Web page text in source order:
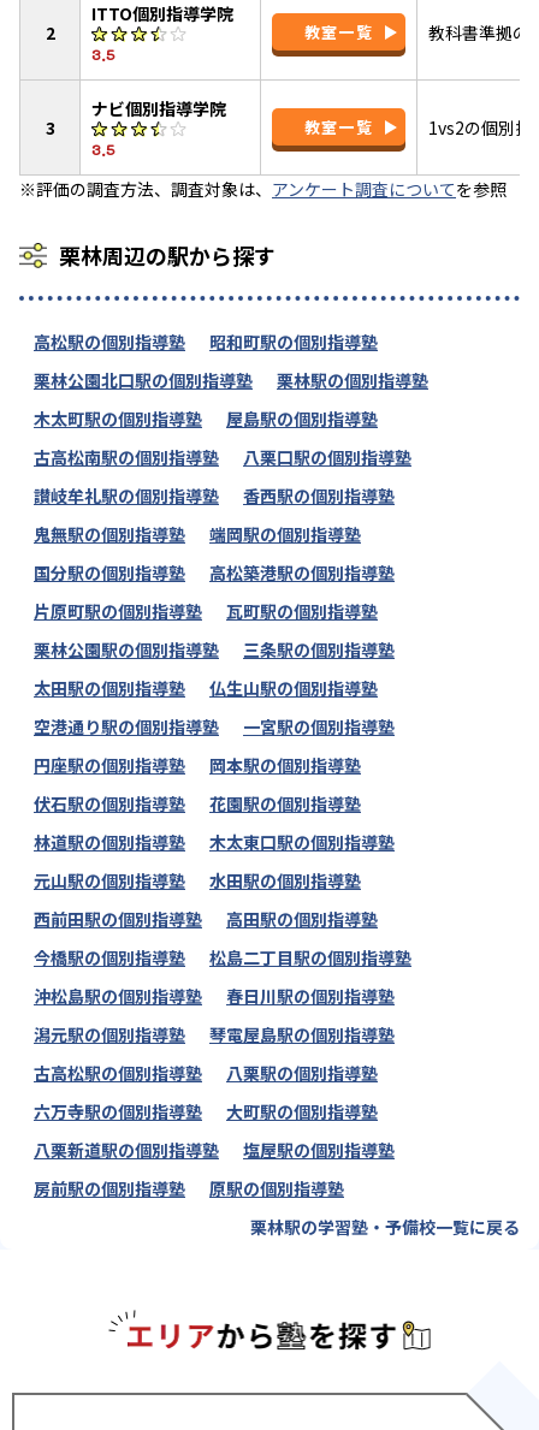
2
ITTO個別指導学院
3.5
教室一覧 教科書準拠の
3
ナビ個別指導学院
3.5
教室一覧 1vs2の個別指
※評価の調査方法、調査対象は、 アンケート調査についてを参照
栗林周辺の駅から探す
高松駅の個別指導塾
昭和町駅の個別指導塾
栗林公園北口駅の個別指導塾
栗林駅の個別指導塾
木太町駅の個別指導塾
屋島駅の個別指導塾
古高松南駅の個別指導塾
八栗口駅の個別指導塾
讃岐牟礼駅の個別指導塾
香西駅の個別指導塾
鬼無駅の個別指導塾
端岡駅の個別指導塾
国分駅の個別指導塾
高松築港駅の個別指導塾
片原町駅の個別指導塾
瓦町駅の個別指導塾
栗林公園駅の個別指導塾
三条駅の個別指導塾
太田駅の個別指導塾
仏生山駅の個別指導塾
空港通り駅の個別指導塾
一宮駅の個別指導塾
円座駅の個別指導塾
岡本駅の個別指導塾
伏石駅の個別指導塾
花園駅の個別指導塾
林道駅の個別指導塾
木太東口駅の個別指導塾
元山駅の個別指導塾
水田駅の個別指導塾
西前田駅の個別指導塾
高田駅の個別指導塾
今橋駅の個別指導塾
松島二丁目駅の個別指導塾
沖松島駅の個別指導塾
春日川駅の個別指導塾
潟元駅の個別指導塾
琴電屋島駅の個別指導塾
古高松駅の個別指導塾
八栗駅の個別指導塾
六万寺駅の個別指導塾
大町駅の個別指導塾
八栗新道駅の個別指導塾
塩屋駅の個別指導塾
房前駅の個別指導塾
原駅の個別指導塾
栗林駅の学習塾・予備校一覧に戻る